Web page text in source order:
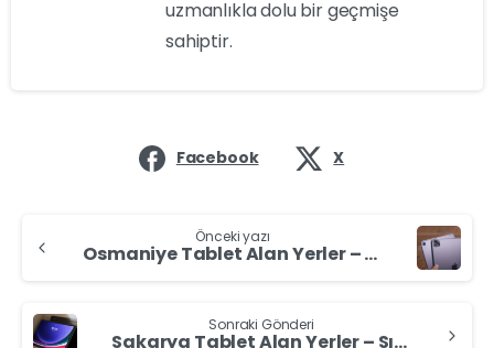
uzmanlıkla dolu bir geçmişe
sahiptir.
Facebook X
Önceki yazı
Osmaniye Tablet Alan Yerler – Sıfır & İkinci El Tablet Nakit Satın
Sonraki Gönderi
Sakarya Tablet Alan Yerler – Sıfır & İkinci El Tablet Nakit Bize Satın